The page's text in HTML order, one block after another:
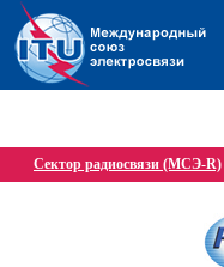
Сектор радиосвязи (МСЭ-R)